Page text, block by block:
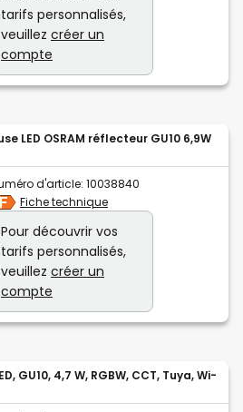
tarifs personnalisés,
veuillez créer un
compte
LED OSRAM réflecteur GU10 6,9W
d'article: 10038840
Fiche technique
Pour découvrir vos
tarifs personnalisés,
veuillez créer un
compte
GU10, 4,7 W, RGBW, CCT, Tuya, Wi-